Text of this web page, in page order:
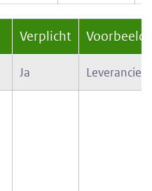
Verplicht Voorbeeld
Ja Leverancier